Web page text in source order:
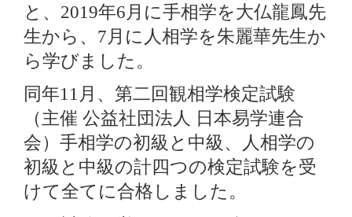
と、 2019年6 月に手相学を大仏龍鳳先
生から、 7 月に人相学を朱麗華先生か
ら学びました。
同年11 月、第二回観相学検定試験
（主催 公益社団法人 日本易学連合
会）手相学の初級と中級、人相学の
初級と中級の計四つの検定試験を受
けて全てに合格しました。